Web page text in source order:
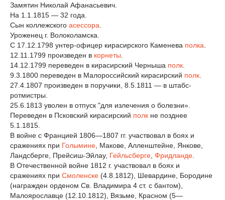
Замятин Николай Афанасьевич.
На 1.1.1815 — 32 года.
Сын коллежского асессора
Уроженец г. Волоколамска.
С 17.12.1798 унтер-офицер кирасирского Каменева полка
12.11.1799 произведен в корнеты
14.12.1799 переведен в кирасирский Черныша полк
9.3.1800 переведен в Малороссийский кирасирский полк
27.4.1807 произведен в поручики, 8.5.1811 — в штабс-
ротмистры.
25.6.1813 уволен в отпуск "для излечения о болезни».
Переведен в Псковский кирасирский полк не позднее
5.1.1815.
В войне с Францией 1806—1807 гг. участвовал в боях и
сражениях при Голымине , Макове, Алленштейне, Янкове,
Ландсберге, Прейсиш-Эйлау, Гейльсберге Фридланде
В Отечественной войне 1812 г. участвовал в боях и
сражениях при Смоленске (4.8.1812), Шевардине, Бородине
(награжден орденом Св. Владимира 4 ст. с бантом),
Малоярославце (12.10.1812), Вязьме, Красном (5—